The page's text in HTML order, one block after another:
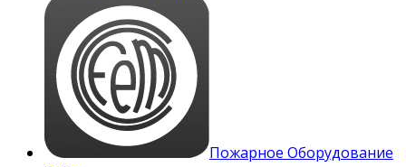
Пожарное Оборудование